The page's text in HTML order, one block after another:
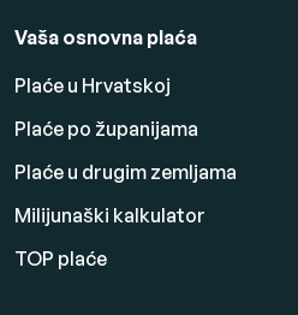
Vaša osnovna plaća
Plaće u Hrvatskoj
Plaće po županijama
Plaće u drugim zemljama
Milijunaški kalkulator
TOP plaće